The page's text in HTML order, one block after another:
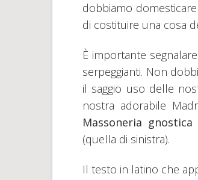
dobbiamo
di costituire una cosa
È importante
serpeggianti. Non
il saggio uso delle
nostra adorabile
Massoneria gnostica
(quella di sinistra).
Il testo in latino che